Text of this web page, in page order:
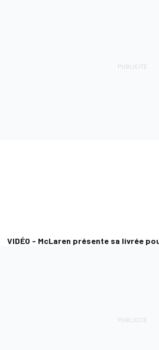
VIDÉO - McLaren présente sa livrée